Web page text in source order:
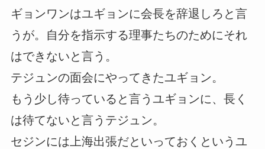
ギョンワンはユギョンに会長を辞退しろと言
うが。自分を指示する理事たちのためにそれ
はできないと言う。
テジュンの面会にやってきたユギョン。
もう少し待っていると言うユギョンに、長く
は待てないと言うテジュン。
セジンには上海出張だといっておくというユ